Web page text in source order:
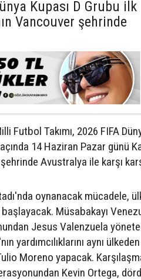
Kupası D Grubu ilk
Vancouver şehrinde
Futbol Takımı, 2026 FIFA
14 Haziran Pazar günü
Avustralya ile karşı
oynanacak mücadele,
Müsabakayı
Jesus Valenzuela
yardımcılıklarını aynı
Moreno yapacak.
Kevin Ortega,